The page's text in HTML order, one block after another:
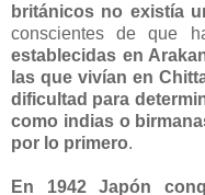
británicos no existía
conscientes de que
establecidas en
las que vivían en
dificultad para
como indias o
por lo primero.
En 1942 Japón